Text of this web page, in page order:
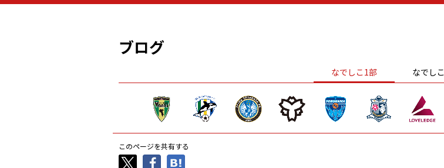
- - - - -
ブログ
なでしこ1部 なでし
このページを共有する